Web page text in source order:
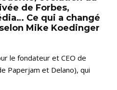
de Forbes,
Ce qui a changé
Mike Koedinger
le fondateur et CEO de
Paperjam et Delano), qui